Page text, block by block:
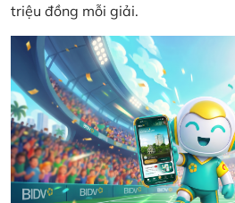
triệu đồng mỗi giải.